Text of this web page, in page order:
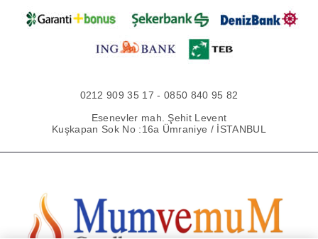
0212 909 35 17 - 0850 840 95 82
Esenevler mah. Şehit Levent
Kuşkapan Sok No :16a Ümraniye / İSTANBUL